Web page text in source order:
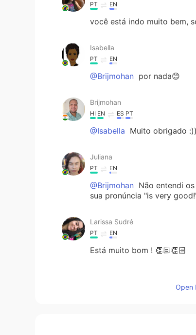
PT EN
você está indo muito bem,
Isabella
PT EN
@Brijmohan por nada😊
Brijmohan
HI EN ES PT
@Isabella Muito obrigado :))
Juliana
PT EN
@Brijmohan Não entendi
sua pronúncia "is very
Larissa Sudré
PT EN
Está muito bom ! 👏🏻👏🏻
Open